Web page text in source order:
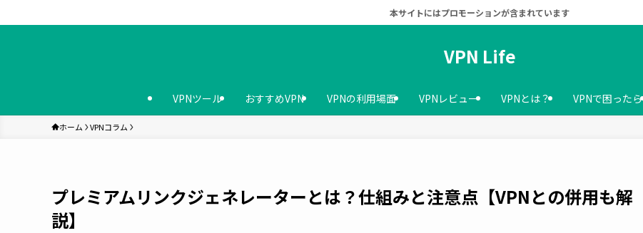
本サイトにはプロモーションが含まれています
VPN Life
VPNツール おすすめVPN VPNの利用場面 VPNレビュー VPNとは？ VPNで困ったら
ホーム VPNコラム
プレミアムリンクジェネレーターとは？仕組みと注意点【VPNとの併用も解
説】